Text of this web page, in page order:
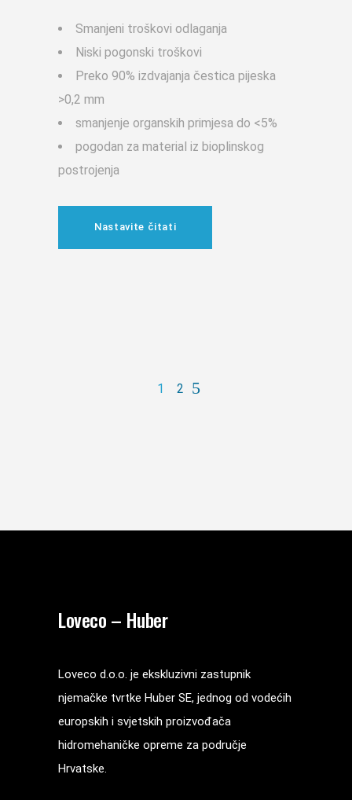
Smanjeni troškovi odlaganja
Niski pogonski troškovi
Preko 90% izdvajanja čestica pijeska
>0,2 mm
smanjenje organskih primjesa do <5%
pogodan za material iz bioplinskog
postrojenja
Nastavite čitati
1 2
Loveco – Huber
Loveco d.o.o. je ekskluzivni zastupnik
njemačke tvrtke Huber SE, jednog od vodećih
europskih i svjetskih proizvođača
hidromehaničke opreme za područje
Hrvatske.